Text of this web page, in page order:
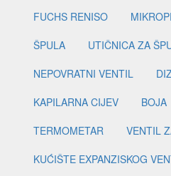
FUCHS RENISO
ŠPULA
UTIČNICA ZA
NEPOVRATNI VENTIL
KAPILARNA CIJEV
BOJA
TERMOMETAR
VENTIL
KUĆIŠTE EXPANZISKOG